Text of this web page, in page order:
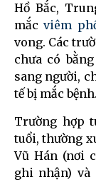
Hồ Bắc,
mắcviêm
vong. Các
chưa có
sang người,
tế bị mắc bệnh.
Trường hợp
tuổi, thường
Vũ Hán (nơi
ghi nhận) và